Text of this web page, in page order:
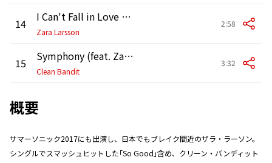
14 I Can't Fall in Love Without You
Zara Larsson
2:58
15 Symphony (feat. Zara Larsson)
Clean Bandit
3:32
概要
サマーソニック2017にも出演し、日本でもブレイク間近のザラ・ラーソン。
シングルでスマッシュヒットした｢So Good｣含め、クリーン・バンディット